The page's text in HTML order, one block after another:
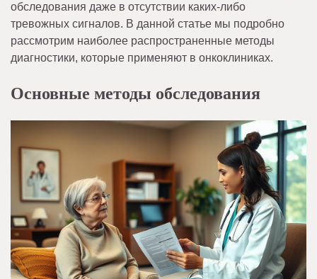
обследования даже в отсутствии каких-либо
тревожных сигналов. В данной статье мы подробно
рассмотрим наиболее распространенные методы
диагностики, которые применяют в онкоклиниках.
Основные методы обследования